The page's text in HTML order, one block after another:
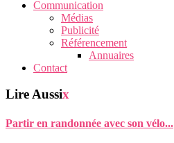
Communication
Médias
Publicité
Référencement
Annuaires
Contact
Lire Aussix
Partir en randonnée avec son vélo...